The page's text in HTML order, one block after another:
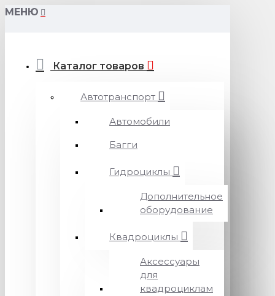
МЕНЮ
Каталог товаров
Автотранспорт
Автомобили
Багги
Гидроциклы
Дополнительное
оборудование
Квадроциклы
Аксессуары
для
квадроциклам